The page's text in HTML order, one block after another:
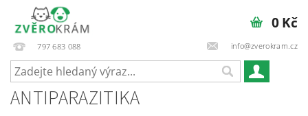
797 683 088 info@zverokram.cz
0 Kč
ANTIPARAZITIKA